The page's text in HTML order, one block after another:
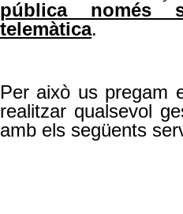
pública només
telemàtica.
Per això us pregam
realitzar qualsevol
amb els següents